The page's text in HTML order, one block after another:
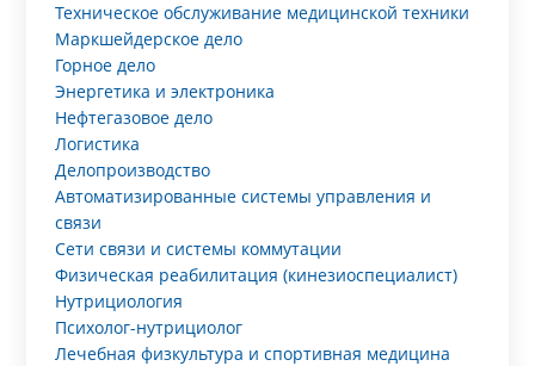
Техническое обслуживание медицинской техники
Маркшейдерское дело
Горное дело
Энергетика и электроника
Нефтегазовое дело
Логистика
Делопроизводство
Автоматизированные системы управления и
связи
Сети связи и системы коммутации
Физическая реабилитация (кинезиоспециалист)
Нутрициология
Психолог-нутрициолог
Лечебная физкультура и спортивная медицина